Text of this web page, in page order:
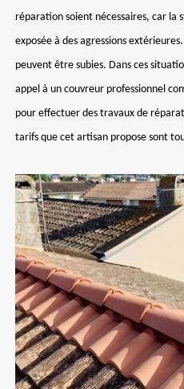
réparation soient nécessaires, car
exposée à des agressions
peuvent être subies. Dans ces
appel à un couvreur professionnel
pour effectuer des travaux de
tarifs que cet artisan propose sont